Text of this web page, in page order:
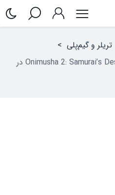
تریلر و گیم‌پلی >
تماشا کنید: ریمستر بازی Onimusha 2: Samurai’s Destiny در